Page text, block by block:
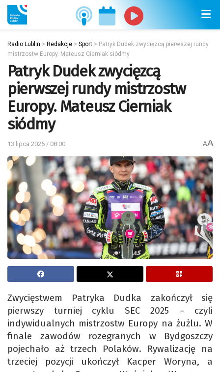
Radio Lublin > Redakcje > Sport > Patryk Dudek zwycięzcą pierwszej rundy
mistrzostw Europy. Mateusz Cierniak siódmy
Patryk Dudek zwycięzcą
pierwszej rundy mistrzostw
Europy. Mateusz Cierniak
siódmy
13 lipca 2025 / 08:00 AA
Zwycięstwem Patryka Dudka zakończył się
pierwszy turniej cyklu SEC 2025 – czyli
indywidualnych mistrzostw Europy na żużlu. W
finale zawodów rozegranych w Bydgoszczy
pojechało aż trzech Polaków. Rywalizację na
trzeciej pozycji ukończył Kacper Woryna, a